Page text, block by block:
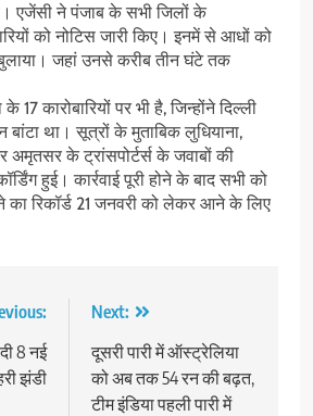
एजेंसी ने पंजाब के सभी जिलों के
को नोटिस जारी किए। इनमें से आधों को
जहां उनसे करीब तीन घंटे तक
17 कारोबारियों पर भी है, जिन्होंने दिल्ली
था। सूत्रों के मुताबिक लुधियाना,
अमृतसर के ट्रांसपोर्टर्स के जवाबों की
हुई। कार्रवाई पूरी होने के बाद सभी को
रिकॉर्ड 21 जनवरी को लेकर आने के लिए
8 नई
झंडी
Next:
दूसरी पारी में ऑस्ट्रेलिया
को अब तक 54 रन की बढ़त,
टीम इंडिया पहली पारी में